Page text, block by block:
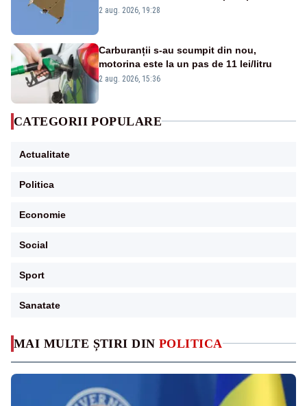
MAI MULTE ȘTIRI DIN POLITICA
României. Au fost ridicate două F-16
2 aug. 2026, 19:28
Carburanții s-au scumpit din nou,
motorina este la un pas de 11 lei/litru
2 aug. 2026, 15:36
CATEGORII POPULARE
Actualitate
Politica
Economie
Social
Sport
Sanatate